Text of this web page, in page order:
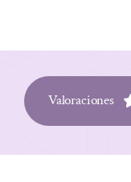
Valoraciones